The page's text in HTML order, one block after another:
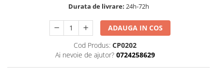
Durata de livrare: 24h-72h
ADAUGA IN COS
Cod Produs: CP0202
Ai nevoie de ajutor? 0724258629